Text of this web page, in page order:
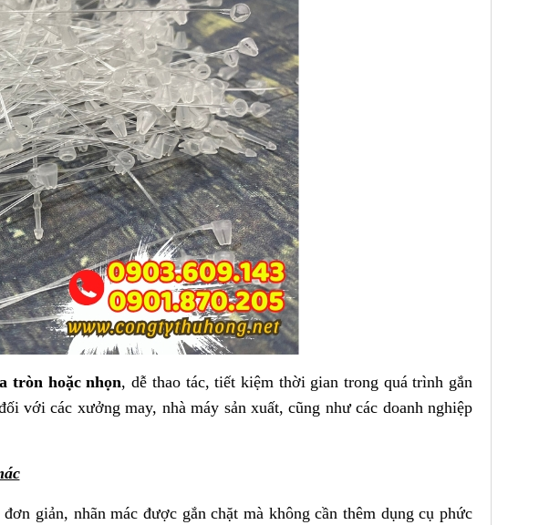
tròn hoặc nhọn, dễ thao tác, tiết kiệm thời gian trong quá trình gắn
với các xưởng may, nhà máy sản xuất, cũng như các doanh nghiệp
giản, nhãn mác được gắn chặt mà không cần thêm dụng cụ phức